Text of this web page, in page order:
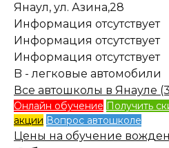
Янаул, ул. Азина,28
Информация отсутствует
Информация отсутствует
Информация отсутствует
B - легковые автомобили
Все автошколы в Янауле
Онлайн обучение Получить
акции Вопрос автошколе
Цены на обучение